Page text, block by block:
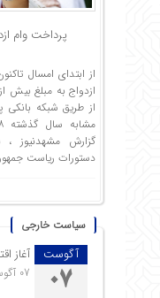
پرداخت وام ازدواج ۲۸ درصد
از طریق شبکه
گزارش مشهدنیوز ،
دستورات ریاست
سیاست خارجی
آگوست
07
آغاز
07 آگوست 2026 - 16:52